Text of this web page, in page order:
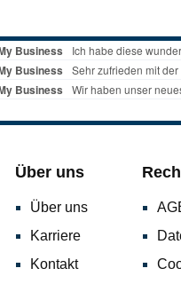
Über uns
Über uns
Karriere
Kontakt